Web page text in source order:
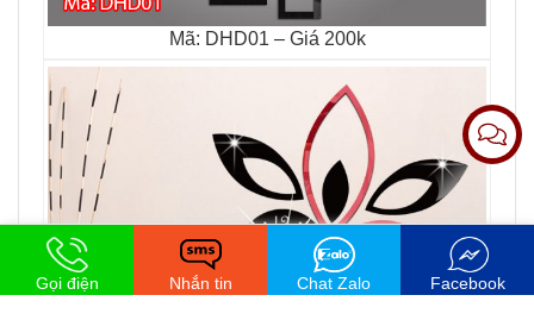
Mã: DHD01 – Giá 200k
Hỗ trợ
Gọi điện Nhắn tin Chat Zalo Facebook